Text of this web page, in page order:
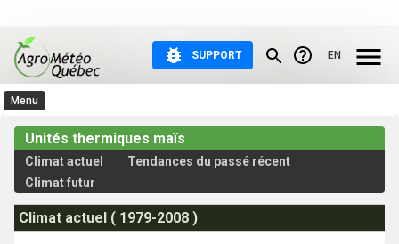
Observations et prévisions
Météo agricole
Atlas agroclimatique
Aide et documentation
SUPPORT EN
Menu
Unités thermiques maïs
Climat actuel
Tendances du passé récent
Climat futur
Climat actuel ( 1979-2008 )